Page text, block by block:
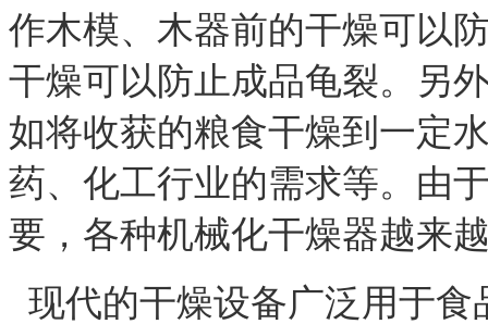
作木模、木器前的干燥可以
干燥可以防止成品龟裂。另
如将收获的粮食干燥到一定
药、化工行业的需求等。由
要，各种机械化干燥器越来
现代的干燥设备广泛用于